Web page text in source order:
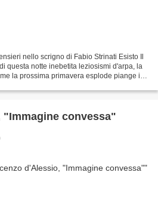
nello scrigno di Fabio Strinati Esisto Il
questa notte inebetita leziosismi d'arpa, la
la prossima primavera esplode piange il
convessa"